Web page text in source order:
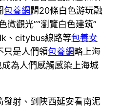
包養網闢20條白色游玩融
微觀光”“瀏覽白色建筑”
、citybus線路等包養女
只是人們領包養網略上海
成為人們感觸感染上海城
發射、到陜西延安看南泥